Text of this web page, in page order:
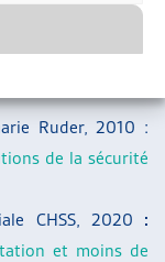
statistiques, elles
:
Ruder, 2010 :
de la sécurité
CHSS, 2020 :
et moins de